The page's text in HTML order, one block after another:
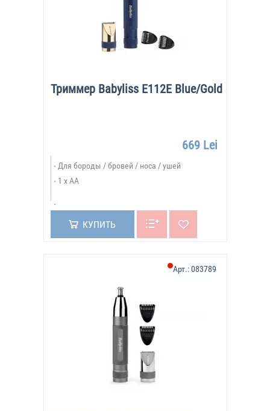
Триммер Babyliss E112E Blue/Gold
669 Lei
Для бороды / бровей / носа / ушей
1 x AA
КУПИТЬ
Арт.:083789